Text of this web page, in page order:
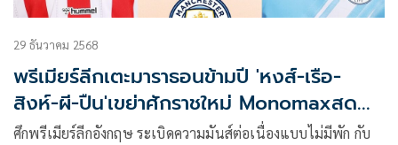
29 ธันวาคม 2568
พรีเมียร์ลีกเตะมาราธอนข้ามปี 'หงส์-เรือ-
สิงห์-ผี-ปืน'เขย่าศักราชใหม่ Monomaxสด
ไม่มีพัก
ศึกพรีเมียร์ลีกอังกฤษ ระเบิดความมันส์ต่อเนื่องแบบไม่มีพัก กับ